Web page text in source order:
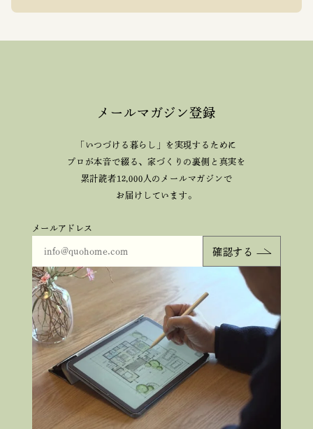
メールマガジン登録
「いつづける暮らし」を実現するために
プロが本音で綴る、家づくりの裏側と真実を
累計読者12,000人のメールマガジンで
お届けしています。
メールアドレス